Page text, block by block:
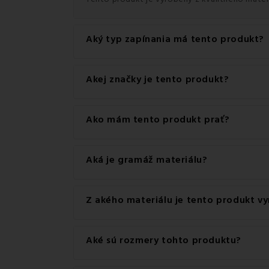
Aký typ zapínania má tento produkt?
Tento produkt má praktické zapínanie na Zips.
Akej značky je tento produkt?
Ide o autentický produkt značky EMI.
Ako mám tento produkt prať?
Pre dosiahnutie najlepších výsledkov
Aká je gramáž materiálu?
Gramáž materiálu použitého pre tento produkt
Z akého materiálu je tento produkt
Tento produkt je vyrobený z kvalitného
Aké sú rozmery tohto produktu?